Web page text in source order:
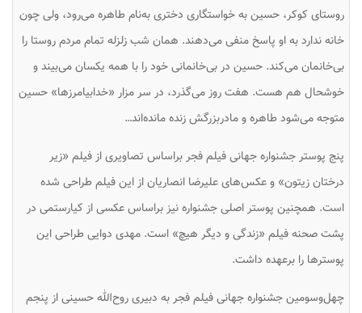
روستای کوکر، حسین به خواستگاری دختری به‌نام طاهره می‌رود، ولی چون
خانه ندارد به او پاسخ منفی می‌دهند. همان شب زلزله تمام مردم روستا را
بی‌خانمان می‌کند. حسین در بی‌خانمانی خود را با همه یکسان می‌بیند و
خوشحال هم هست. هفت روز می‌گذرد، در سر مزار «خدابیامرزها» حسین
متوجه می‌شود طاهره و مادربزرگش زنده مانده‌اند…
پنج پوستر جشنواره جهانی فیلم فجر براساس تصاویری از فیلم «زیر
درختان زیتون» و عکس‌های علیرضا انصاریان از این فیلم طراحی شده
است. همچنین پوستر اصلی جشنواره نیز براساس عکسی از کیارستمی در
پشت صحنه فیلم «زندگی و دیگر هیچ» است. مهدی دوایی طراحی این
پوسترها را برعهده داشت.
چهل‌وسومین جشنواره جهانی فیلم فجر به دبیری روح‌الله حسینی از پنجم